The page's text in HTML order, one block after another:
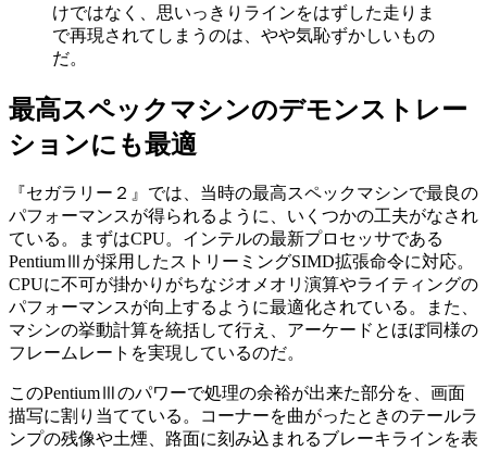
けではなく、思いっきりラインをはずした走りま
で再現されてしまうのは、やや気恥ずかしいもの
だ。
最高スペックマシンのデモンストレー
ションにも最適
『セガラリー２』では、当時の最高スペックマシンで最良の
パフォーマンスが得られるように、いくつかの工夫がなされ
ている。まずはCPU。インテルの最新プロセッサである
PentiumⅢが採用したストリーミングSIMD拡張命令に対応。
CPUに不可が掛かりがちなジオメオリ演算やライティングの
パフォーマンスが向上するように最適化されている。また、
マシンの挙動計算を統括して行え、アーケードとほぼ同様の
フレームレートを実現しているのだ。
このPentiumⅢのパワーで処理の余裕が出来た部分を、画面
描写に割り当てている。コーナーを曲がったときのテールラ
ンプの残像や土煙、路面に刻み込まれるブレーキラインを表